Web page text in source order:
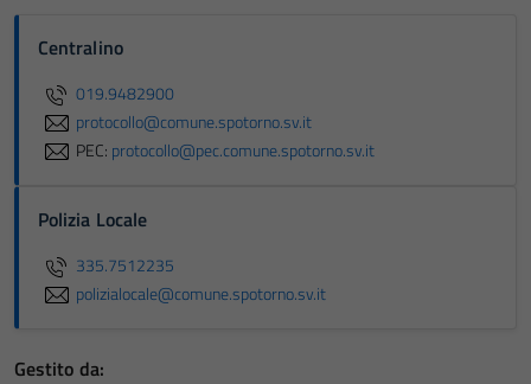
Centralino
019.9482900
protocollo@comune.spotorno.sv.it
PEC: protocollo@pec.comune.spotorno.sv.it
Polizia Locale
335.7512235
polizialocale@comune.spotorno.sv.it
Gestito da: